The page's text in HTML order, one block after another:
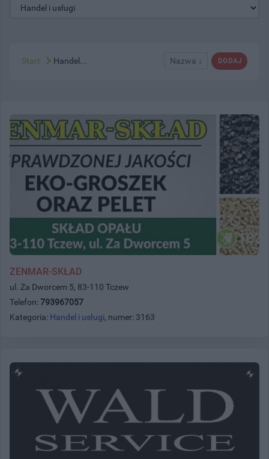
DODAJ
Nazwa ↓
Start Handel...
ZENMAR-SKŁAD
ul. Za Dworcem 5, 83-110 Tczew
Telefon: 793967057
Kategoria: Handel i usługi, numer: 3163